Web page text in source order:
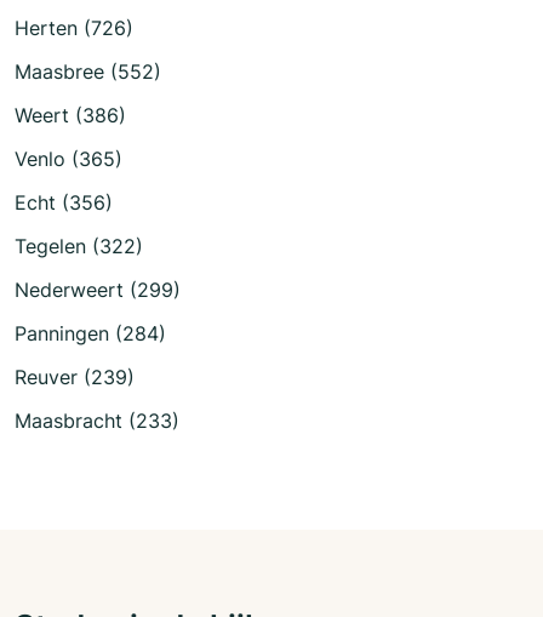
Herten (726)
Maasbree (552)
Weert (386)
Venlo (365)
Echt (356)
Tegelen (322)
Nederweert (299)
Panningen (284)
Reuver (239)
Maasbracht (233)